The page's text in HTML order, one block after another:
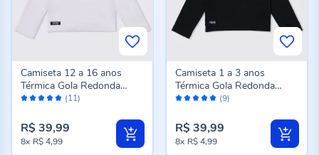
Avaliação: (11)
Camiseta 12 a 16 anos
Térmica Gola Redonda
Fakini Branco
R$ 39,99
8x R$ 4,99
Avaliação: (9)
Camiseta 1 a 3 anos
Térmica Gola Redonda
Fakini Preto
R$ 39,99
8x R$ 4,99